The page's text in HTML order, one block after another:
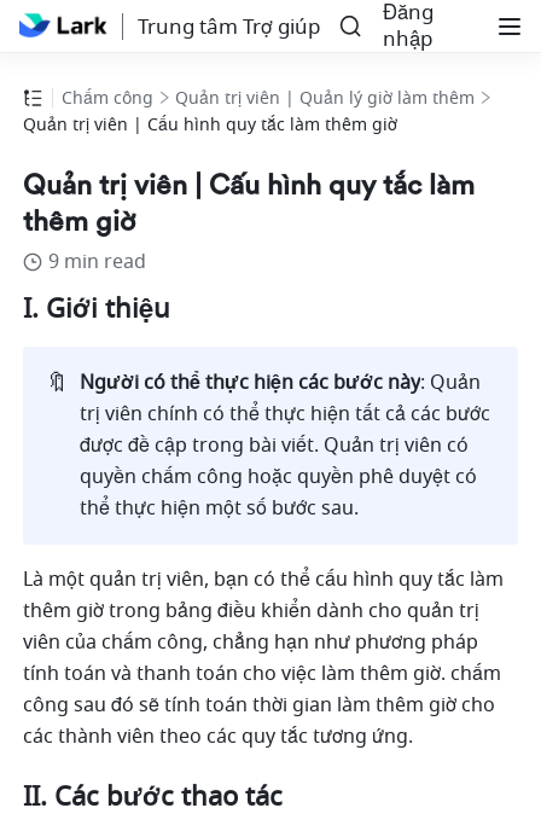
Trung tâm Trợ giúp
Đăng
nhập
Chấm công
Quản trị viên | Quản lý giờ làm thêm
Quản trị viên | Cấu hình quy tắc làm thêm giờ
Quản trị viên | Cấu hình quy tắc làm
thêm giờ
9 min read
I. Giới thiệu
🔖 Người có thể thực hiện các bước này: Quản
trị viên chính có thể thực hiện tất cả các bước
được đề cập trong bài viết. Quản trị viên có
quyền chấm công hoặc quyền phê duyệt có
thể thực hiện một số bước sau.
Là một quản trị viên, bạn có thể cấu hình quy tắc làm
thêm giờ trong bảng điều khiển dành cho quản trị
viên của chấm công, chẳng hạn như phương pháp
tính toán và thanh toán cho việc làm thêm giờ. chấm
công sau đó sẽ tính toán thời gian làm thêm giờ cho
các thành viên theo các quy tắc tương ứng.
II. Các bước thao tác